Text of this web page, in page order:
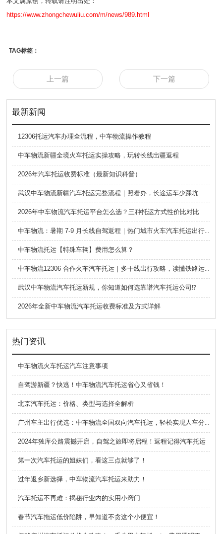
https://www.zhongchewuliu.com/m/news/989.html
TAG标签：
上一篇 下一篇
最新新闻
12306托运汽车办理全流程，中车物流操作教程
中车物流新疆全境火车托运实操攻略，玩转长线出疆返程
2026年汽车托运收费标准（最新知识科普）
武汉中车物流新疆汽车托运完整流程｜照着办，长途运车少踩坑
2026年中车物流汽车托运平台怎么选？三种托运方式性价比对比
中车物流：暑期 7-9 月长线自驾返程｜热门城市火车汽车托运出行全攻略
中车物流托运【特殊车辆】费用怎么算？
中车物流12306 合作火车汽车托运｜多干线出行攻略，读懂铁路运车的优势与避坑要点
武汉中车物流汽车托运新规，你知道如何选靠谱汽车托运公司⁉️
2026年全新中车物流汽车托运收费标准及方式详解
热门资讯
中车物流火车托运汽车注意事项
自驾游新疆？快逃！中车物流汽车托运省心又省钱！
北京汽车托运：价格、类型与选择全解析
广州车主出行优选：中车物流全国双向汽车托运，轻松实现人车分离出行
2024年独库公路震撼开启，自驾之旅即将启程！返程记得汽车托运
第一次汽车托运的姐妹们，看这三点就够了！
过年返乡新选择，中车物流汽车托运来助力！
汽车托运不再难：揭秘行业内的实用小窍门
春节汽车拖运低价陷阱，早知道不贪这个小便宜！